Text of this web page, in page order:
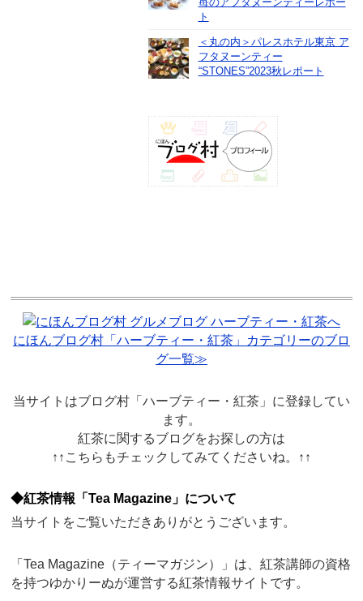
ト
＜丸の内＞パレスホテル東京 ア
フタヌーンティー
“STONES”2023秋レポート
にほんブログ村「ハーブティー・紅茶」カテゴリーのブロ
グ一覧≫
当サイトはブログ村「ハーブティー・紅茶」に登録してい
ます。
紅茶に関するブログをお探しの方は
↑↑こちらもチェックしてみてくださいね。↑↑
◆紅茶情報「Tea Magazine」について
当サイトをご覧いただきありがとうございます。
「Tea Magazine（ティーマガジン）」は、紅茶講師の資格
を持つゆかりーぬが運営する紅茶情報サイトです。